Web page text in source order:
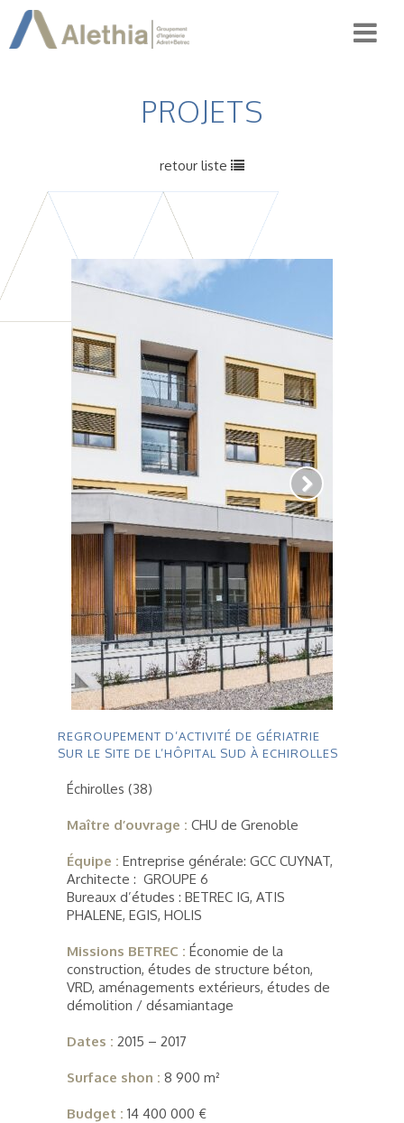
PROJETS
retour liste
REGROUPEMENT D’ACTIVITÉ DE GÉRIATRIE
SUR LE SITE DE L’HÔPITAL SUD À ECHIROLLES
Échirolles (38)
Maître d’ouvrage : CHU de Grenoble
Équipe : Entreprise générale: GCC CUYNAT,
Architecte : GROUPE 6
Bureaux d’études : BETREC IG, ATIS
PHALENE, EGIS, HOLIS
Missions BETREC : Économie de la
construction, études de structure béton,
VRD, aménagements extérieurs, études de
démolition / désamiantage
Dates : 2015 – 2017
Surface shon : 8 900 m²
Budget : 14 400 000 €